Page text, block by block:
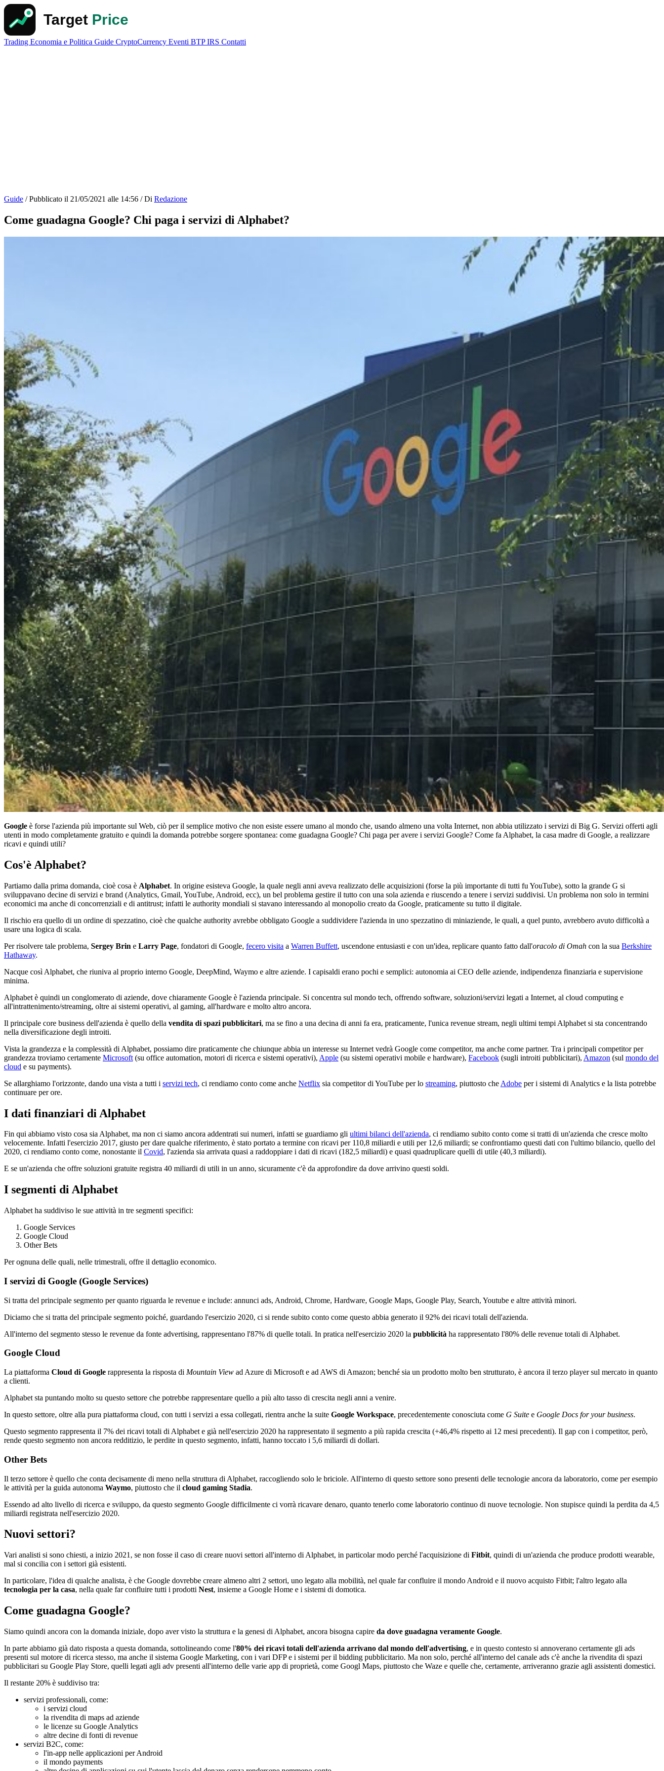
Trading Economia e Politica Guide CryptoCurrency Eventi BTPIRS Contatti
Guide / Pubblicato il 21/05/2021 alle 14:56 / Di Redazione
Come guadagna Google? Chi paga i servizi di Alphabet?
Google è forse l'azienda più importante sul Web, ciò per il semplice motivo che non esiste essere umano al mondo che, usando almeno una volta Internet, non abbia utilizzato i servizi di Big G. Servizi offerti agli
utenti in modo completamente gratuito e quindi la domanda potrebbe sorgere spontanea: come guadagna Google? Chi paga per avere i servizi Google? Come fa Alphabet, la casa madre di Google, a realizzare
ricavi e quindi utili?
Cos'è Alphabet?
Partiamo dalla prima domanda, cioè cosa è Alphabet. In origine esisteva Google, la quale negli anni aveva realizzato delle acquisizioni (forse la più importante di tutti fu YouTube), sotto la grande G si
sviluppavano decine di servizi e brand (Analytics, Gmail, YouTube, Android, ecc), un bel problema gestire il tutto con una sola azienda e riuscendo a tenere i servizi suddivisi. Un problema non solo in termini
economici ma anche di concorrenziali e di antitrust; infatti le authority mondiali si stavano interessando al monopolio creato da Google, praticamente su tutto il digitale.
Il rischio era quello di un ordine di spezzatino, cioè che qualche authority avrebbe obbligato Google a suddividere l'azienda in uno spezzatino di miniaziende, le quali, a quel punto, avrebbero avuto difficoltà a
usare una logica di scala.
Per risolvere tale problema, Sergey Brin e Larry Page, fondatori di Google, fecero visita a Warren Buffett, uscendone entusiasti e con un'idea, replicare quanto fatto dall'oracolo di Omah con la sua Berkshire
Hathaway.
Nacque così Alphabet, che riuniva al proprio interno Google, DeepMind, Waymo e altre aziende. I capisaldi erano pochi e semplici: autonomia ai CEO delle aziende, indipendenza finanziaria e supervisione
minima.
Alphabet è quindi un conglomerato di aziende, dove chiaramente Google è l'azienda principale. Si concentra sul mondo tech, offrendo software, soluzioni/servizi legati a Internet, al cloud computing e
all'intrattenimento/streaming, oltre ai sistemi operativi, al gaming, all'hardware e molto altro ancora.
Il principale core business dell'azienda è quello della vendita di spazi pubblicitari, ma se fino a una decina di anni fa era, praticamente, l'unica revenue stream, negli ultimi tempi Alphabet si sta concentrando
nella diversificazione degli introiti.
Vista la grandezza e la complessità di Alphabet, possiamo dire praticamente che chiunque abbia un interesse su Internet vedrà Google come competitor, ma anche come partner. Tra i principali competitor per
grandezza troviamo certamente Microsoft (su office automation, motori di ricerca e sistemi operativi), Apple (su sistemi operativi mobile e hardware), Facebook (sugli introiti pubblicitari), Amazon (sul mondo del
cloud e su payments).
Se allarghiamo l'orizzonte, dando una vista a tutti i servizi tech, ci rendiamo conto come anche Netflix sia competitor di YouTube per lo streaming, piuttosto che Adobe per i sistemi di Analytics e la lista potrebbe
continuare per ore.
I dati finanziari di Alphabet
Fin qui abbiamo visto cosa sia Alphabet, ma non ci siamo ancora addentrati sui numeri, infatti se guardiamo gli ultimi bilanci dell'azienda, ci rendiamo subito conto come si tratti di un'azienda che cresce molto
velocemente. Infatti l'esercizio 2017, giusto per dare qualche riferimento, è stato portato a termine con ricavi per 110,8 miliardi e utili per 12,6 miliardi; se confrontiamo questi dati con l'ultimo bilancio, quello del
2020, ci rendiamo conto come, nonostante il Covid, l'azienda sia arrivata quasi a raddoppiare i dati di ricavi (182,5 miliardi) e quasi quadruplicare quelli di utile (40,3 miliardi).
E se un'azienda che offre soluzioni gratuite registra 40 miliardi di utili in un anno, sicuramente c'è da approfondire da dove arrivino questi soldi.
I segmenti di Alphabet
Alphabet ha suddiviso le sue attività in tre segmenti specifici:
Google Services
Google Cloud
Other Bets
Per ognuna delle quali, nelle trimestrali, offre il dettaglio economico.
I servizi di Google (Google Services)
Si tratta del principale segmento per quanto riguarda le revenue e include: annunci ads, Android, Chrome, Hardware, Google Maps, Google Play, Search, Youtube e altre attività minori.
Diciamo che si tratta del principale segmento poiché, guardando l'esercizio 2020, ci si rende subito conto come questo abbia generato il 92% dei ricavi totali dell'azienda.
All'interno del segmento stesso le revenue da fonte advertising, rappresentano l'87% di quelle totali. In pratica nell'esercizio 2020 la pubblicità ha rappresentato l'80% delle revenue totali di Alphabet.
Google Cloud
La piattaforma Cloud di Google rappresenta la risposta di Mountain View ad Azure di Microsoft e ad AWS di Amazon; benché sia un prodotto molto ben strutturato, è ancora il terzo player sul mercato in quanto
a clienti.
Alphabet sta puntando molto su questo settore che potrebbe rappresentare quello a più alto tasso di crescita negli anni a venire.
In questo settore, oltre alla pura piattaforma cloud, con tutti i servizi a essa collegati, rientra anche la suite Google Workspace, precedentemente conosciuta come G Suite e Google Docs for your business.
Questo segmento rappresenta il 7% dei ricavi totali di Alphabet e già nell'esercizio 2020 ha rappresentato il segmento a più rapida crescita (+46,4% rispetto ai 12 mesi precedenti). Il gap con i competitor, però,
rende questo segmento non ancora redditizio, le perdite in questo segmento, infatti, hanno toccato i 5,6 miliardi di dollari.
Other Bets
Il terzo settore è quello che conta decisamente di meno nella struttura di Alphabet, raccogliendo solo le briciole. All'interno di questo settore sono presenti delle tecnologie ancora da laboratorio, come per esempio
le attività per la guida autonoma Waymo, piuttosto che il cloud gaming Stadia.
Essendo ad alto livello di ricerca e sviluppo, da questo segmento Google difficilmente ci vorrà ricavare denaro, quanto tenerlo come laboratorio continuo di nuove tecnologie. Non stupisce quindi la perdita da 4,5
miliardi registrata nell'esercizio 2020.
Nuovi settori?
Vari analisti si sono chiesti, a inizio 2021, se non fosse il caso di creare nuovi settori all'interno di Alphabet, in particolar modo perché l'acquisizione di Fitbit, quindi di un'azienda che produce prodotti wearable,
mal si concilia con i settori già esistenti.
In particolare, l'idea di qualche analista, è che Google dovrebbe creare almeno altri 2 settori, uno legato alla mobilità, nel quale far confluire il mondo Android e il nuovo acquisto Fitbit; l'altro legato alla
tecnologia per la casa, nella quale far confluire tutti i prodotti Nest, insieme a Google Home e i sistemi di domotica.
Come guadagna Google?
Siamo quindi ancora con la domanda iniziale, dopo aver visto la struttura e la genesi di Alphabet, ancora bisogna capire da dove guadagna veramente Google.
In parte abbiamo già dato risposta a questa domanda, sottolineando come l'80% dei ricavi totali dell'azienda arrivano dal mondo dell'advertising, e in questo contesto si annoverano certamente gli ads
presenti sul motore di ricerca stesso, ma anche il sistema Google Marketing, con i vari DFP e i sistemi per il bidding pubblicitario. Ma non solo, perché all'interno del canale ads c'è anche la rivendita di spazi
pubblicitari su Google Play Store, quelli legati agli adv presenti all'interno delle varie app di proprietà, come Googl Maps, piuttosto che Waze e quelle che, certamente, arriveranno grazie agli assistenti domestici.
Il restante 20% è suddiviso tra:
servizi professionali, come:
i servizi cloud
la rivendita di maps ad aziende
le licenze su Google Analytics
altre decine di fonti di revenue
servizi B2C, come:
l'in-app nelle applicazioni per Android
il mondo payments